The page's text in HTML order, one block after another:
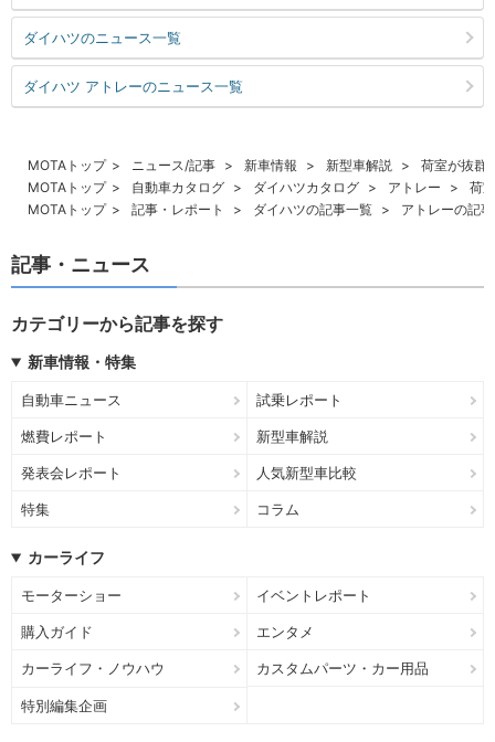
ダイハツのニュース一覧
ダイハツ アトレーのニュース一覧
MOTAトップ ニュース/記事 新車情報 新型車解説
荷室が抜群
MOTAトップ
自動車カタログ ダイハツカタログ アトレー
荷
MOTAトップ
記事・レポート ダイハツの記事一覧 アトレーの記
記事・ニュース
カテゴリーから記事を探す
新車情報・特集
自動車ニュース 試乗レポート
燃費レポート 新型車解説
発表会レポート 人気新型車比較
特集 コラム
カーライフ
モーターショー イベントレポート
購入ガイド エンタメ
カーライフ・ノウハウ カスタムパーツ・カー用品
特別編集企画